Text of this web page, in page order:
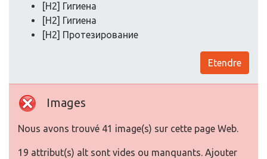
[H2] Гигиена
[H2] Гигиена
[H2] Протезирование
Etendre
Images
Nous avons trouvé 41 image(s) sur cette page Web.
19 attribut(s) alt sont vides ou manquants. Ajouter